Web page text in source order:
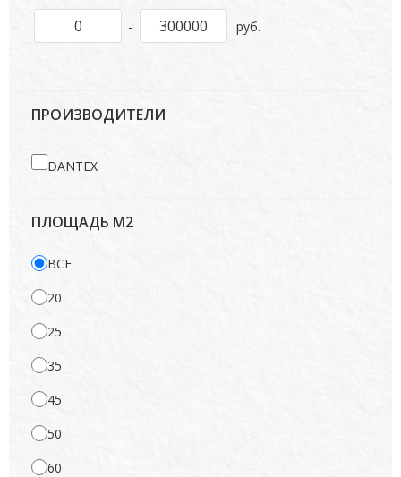
- руб.
ПРОИЗВОДИТЕЛИ
DANTEX
ПЛОЩАДЬ М2
ВСЕ
20
25
35
45
50
60